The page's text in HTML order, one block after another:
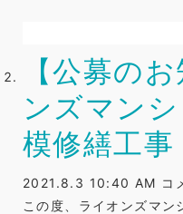
【公募の
ンズマン
模修繕工事
2021.8.3 10:40 AM 【
募
コ
この度、ライオンズマン